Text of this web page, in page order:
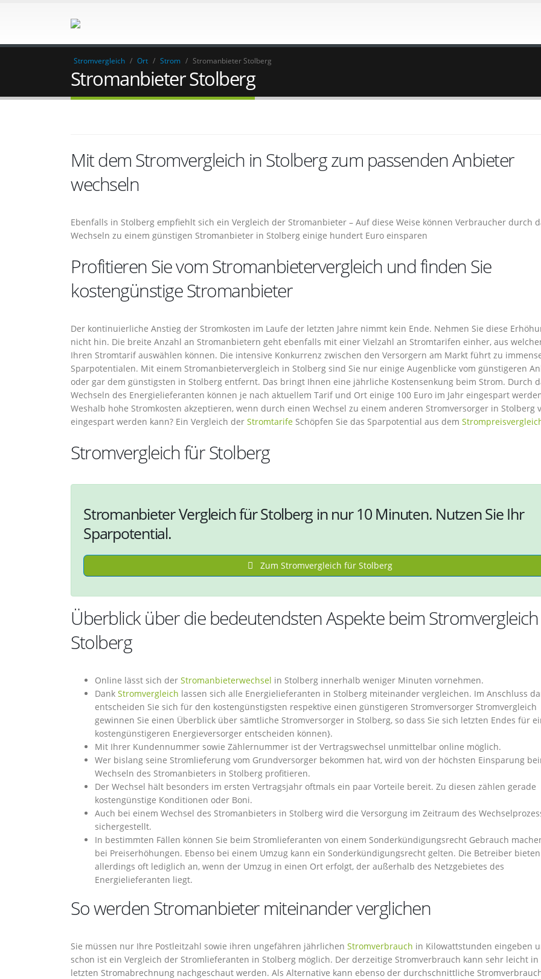
Stromvergleich / Ort / Strom / Stromanbieter Stolberg
Stromanbieter Stolberg
Mit dem Stromvergleich in Stolberg zum passenden Anbieter
wechseln
Ebenfalls in Stolberg empfiehlt sich ein Vergleich der Stromanbieter – Auf diese Weise können Verbraucher durch
Wechseln zu einem günstigen Stromanbieter in Stolberg einige hundert Euro einsparen
Profitieren Sie vom Stromanbietervergleich und finden Sie
kostengünstige Stromanbieter
Der kontinuierliche Anstieg der Stromkosten im Laufe der letzten Jahre nimmt kein Ende. Nehmen Sie diese
nicht hin. Die breite Anzahl an Stromanbietern geht ebenfalls mit einer Vielzahl an Stromtarifen einher, aus
Ihren Stromtarif auswählen können. Die intensive Konkurrenz zwischen den Versorgern am Markt führt zu
Sparpotentialen. Mit einem Stromanbietervergleich in Stolberg sind Sie nur einige Augenblicke vom günstigeren
oder gar dem günstigsten in Stolberg entfernt. Das bringt Ihnen eine jährliche Kostensenkung beim Strom. Durch
Wechseln des Energielieferanten können je nach aktuellem Tarif und Ort einige 100 Euro im Jahr eingespart
Weshalb hohe Stromkosten akzeptieren, wenn durch einen Wechsel zu einem anderen Stromversorger in Stolberg
eingespart werden kann? Ein Vergleich der Stromtarife Schöpfen Sie das Sparpotential aus dem
Stromvergleich für Stolberg
Stromanbieter Vergleich für Stolberg in nur 10 Minuten. Nutzen Sie Ihr
Sparpotential.
Zum Stromvergleich für Stolberg
Überblick über die bedeutendsten Aspekte beim
Stolberg
Online lässt sich der Stromanbieterwechsel in Stolberg innerhalb weniger Minuten vornehmen.
Dank Stromvergleich lassen sich alle Energielieferanten in Stolberg miteinander vergleichen. Im Anschluss
entscheiden Sie sich für den kostengünstigsten respektive einen günstigeren Stromversorger Stromvergleich
gewinnen Sie einen Überblick über sämtliche Stromversorger in Stolberg, so dass Sie sich letzten Endes für
kostengünstigeren Energieversorger entscheiden können}.
Mit Ihrer Kundennummer sowie Zählernummer ist der Vertragswechsel unmittelbar online möglich.
Wer bislang seine Stromlieferung vom Grundversorger bekommen hat, wird von der höchsten Einsparung
Wechseln des Stromanbieters in Stolberg profitieren.
Der Wechsel hält besonders im ersten Vertragsjahr oftmals ein paar Vorteile bereit. Zu diesen zählen gerade
kostengünstige Konditionen oder Boni.
Auch bei einem Wechsel des Stromanbieters in Stolberg wird die Versorgung im Zeitraum des
sichergestellt.
In bestimmten Fällen können Sie beim Stromlieferanten von einem Sonderkündigungsrecht Gebrauch
bei Preiserhöhungen. Ebenso bei einem Umzug kann ein Sonderkündigungsrecht gelten. Die Betreiber
allerdings oft lediglich an, wenn der Umzug in einen Ort erfolgt, der außerhalb des Netzgebietes des
Energielieferanten liegt.
So werden Stromanbieter miteinander verglichen
Sie müssen nur Ihre Postleitzahl sowie ihren ungefähren jährlichen Stromverbrauch in Kilowattstunden eingeben
schon ist ein Vergleich der Stromlieferanten in Stolberg möglich. Der derzeitige Stromverbrauch kann sehr leicht
letzten Stromabrechnung nachgeschaut werden. Als Alternative kann ebenso der durchschnittliche